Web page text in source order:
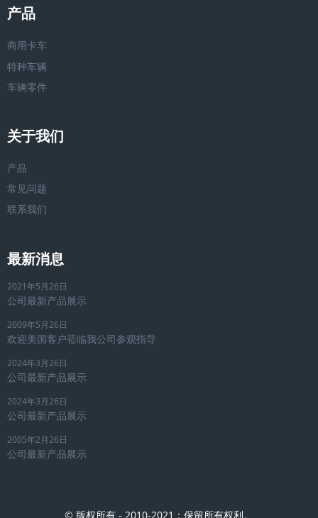
产品
商用卡车
特种车辆
车辆零件
关于我们
产品
常见问题
联系我们
最新消息
2021年5月26日
公司最新产品展示
2009年5月26日
欢迎美国客户莅临我公司参观指导
2024年3月26日
公司最新产品展示
2024年3月26日
公司最新产品展示
2005年2月26日
公司最新产品展示
© 版权所有 - 2010-2021：保留所有权利。